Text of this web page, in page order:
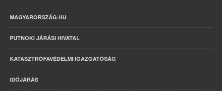
MAGYARORSZÁG.HU
PUTNOKI JÁRÁSI HIVATAL
KATASZTRÓFAVÉDELMI IGAZGATÓSÁG
IDŐJÁRÁS